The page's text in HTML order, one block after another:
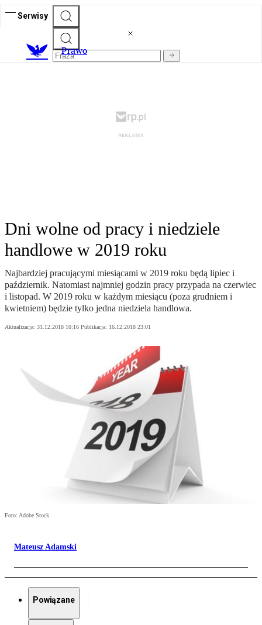
Serwisy
Prawo
Dni wolne od pracy i niedziele
handlowe w 2019 roku
Najbardziej pracującymi miesiącami w 2019 roku będą lipiec i
październik. Natomiast najmniej godzin pracy przypada na czerwiec
i listopad. W 2019 roku w każdym miesiącu (poza grudniem i
kwietniem) będzie tylko jedna niedziela handlowa.
Aktualizacja: 31.12.2018 10:16 Publikacja: 16.12.2018 23:01
Foto: Adobe Stock
Mateusz Adamski
Powiązane